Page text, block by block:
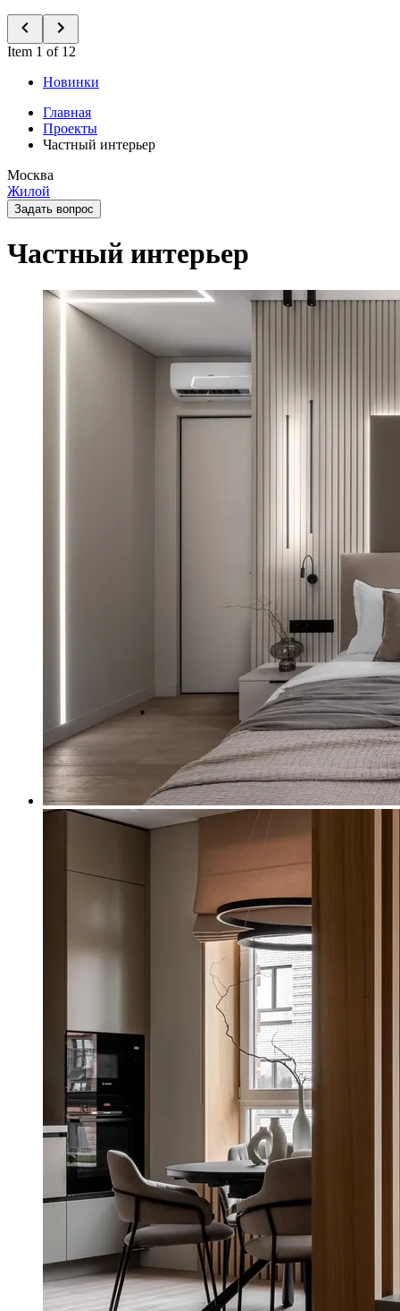
Item 1 of 12
Новинки
Главная
Проекты
Частный интерьер
Москва
Жилой
Задать вопрос
Частный интерьер